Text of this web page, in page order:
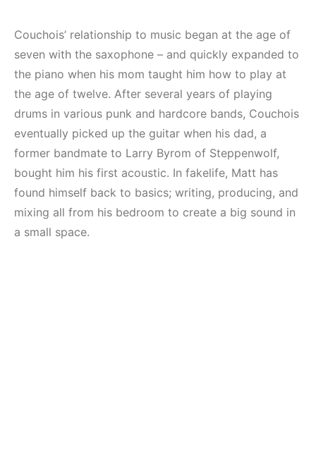
Couchois’ relationship to music began at the age of
seven with the saxophone – and quickly expanded to
the piano when his mom taught him how to play at
the age of twelve. After several years of playing
drums in various punk and hardcore bands, Couchois
eventually picked up the guitar when his dad, a
former bandmate to Larry Byrom of Steppenwolf,
bought him his first acoustic. In fakelife, Matt has
found himself back to basics; writing, producing, and
mixing all from his bedroom to create a big sound in
a small space.